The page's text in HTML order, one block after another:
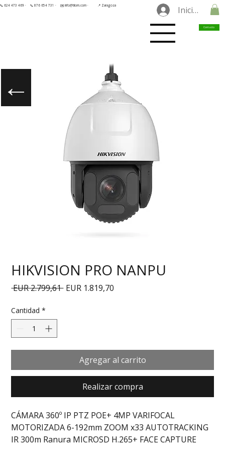
📞 624 473 469 · 📞 876 654 731 · ✉️ info@tilorn.com · 📍 Zaragoza Iniciar
Contacto
HIKVISION PRO NANPU
EUR 2.799,61 Precio
EUR 1.819,70
Cantidad *
Agregar al carrito
Realizar compra
CÁMARA 360º IP PTZ POE+ 4MP VARIFOCAL
MOTORIZADA 6-192mm ZOOM x33 AUTOTRACKING
IR 300m Ranura MICROSD H.265+ FACE CAPTURE
←